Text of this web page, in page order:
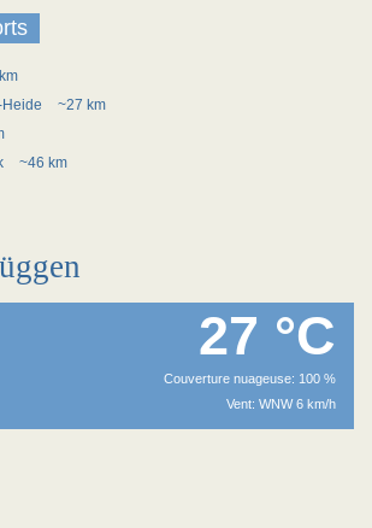
~27 km
~46 km
27 °C
Couverture nuageuse: 100 %
Vent: WNW 6 km/h